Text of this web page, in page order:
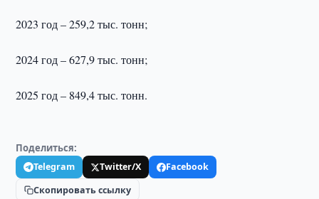
2023 год – 259,2 тыс. тонн;
2024 год – 627,9 тыс. тонн;
2025 год – 849,4 тыс. тонн.
Поделиться:
Telegram Twitter/X
Facebook
Скопировать ссылку